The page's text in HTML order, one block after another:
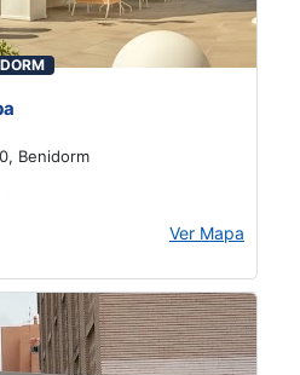
Benidorm
Ver Mapa